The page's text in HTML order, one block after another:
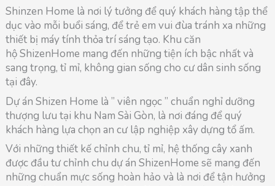
Shinzen Home là nơi lý tưởng để quý khách hàng tập thể
dục vào mỗi buổi sáng, để trẻ em vui đùa tránh xa những
thiết bị máy tính thỏa trí sáng tạo. Khu căn
hộ ShizenHome mang đến những tiện ích bậc nhất và
sang trọng, tỉ mỉ, không gian sống cho cư dân sinh sống
tại đây.
Dự án Shizen Home là ” viên ngọc ” chuẩn nghỉ dưỡng
thượng lưu tại khu Nam Sài Gòn, là nơi đáng để quý
khách hàng lựa chọn an cư lập nghiệp xây dựng tổ ấm.
Với những thiết kế chỉnh chu, tỉ mỉ, hệ thống cây xanh
được đầu tư chỉnh chu dự án ShizenHome sẽ mang đến
những chuẩn mực sống hoàn hảo và là nơi để tận hưởng